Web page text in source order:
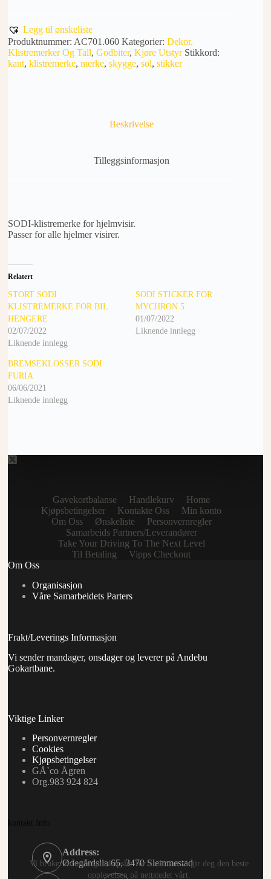
Vi bruker informasjonskapsler for å sikre at vi gir deg den beste
opplevelsen på nettstedet vårt.
Legg til ønskeliste
Produktnummer: AC701.060 Kategorier: Dekor,
Klistremerker Og Tall, Godbiter, Kjøre Utstyr Stikkord:
kant, klistremerke, merke, skygge, sol, stikker
Beskrivelse
Tilleggsinformasjon
SODI-klistremerke for hjelmvisir.
Passer for alle hjelmer visirer.
Relatert
STORT SODI
KLISTREMERKE FOR BIL
HENGERE
02/07/2022
Liknende innlegg
SODI STICKER FOR
MYCHRON 5
01/07/2022
Liknende innlegg
BREMSEKLOSSER SODI
FURIA
06/06/2021
Liknende innlegg
Gavekortbalanse Handlekurv
Home
Kjøpsbetingelser
Kontakte Oss
Min konto
Om Oss
Ønskeliste
Personvernregler
Samarbeids Partners/Leverandører
Take Your Driving To The Next Level
Til Betaling
Vipps Checkout
Om Oss
Organisasjon
Våre Samarbeidets Parters
Frakt/Leverings Informasjon
Vi sender mandager, onsdager og leverer på Andebu
Gokartbane.
Viktige Linker
Personvernregler
Cookies
Kjøpsbetingelser
GÅ`co Ågren
Org.983 924 824
kontakt Info
Address:
Ødegårdslia 65, 3470 Slemmestad